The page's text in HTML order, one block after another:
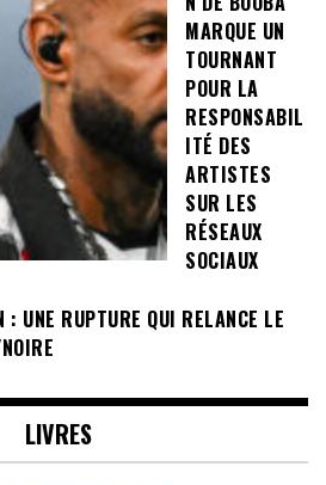
MARQUE UN
TOURNANT
POUR LA
RESPONSABIL
ITÉ DES
ARTISTES
SUR LES
RÉSEAUX
SOCIAUX
: UNE RUPTURE QUI RELANCE LE
LIVRES